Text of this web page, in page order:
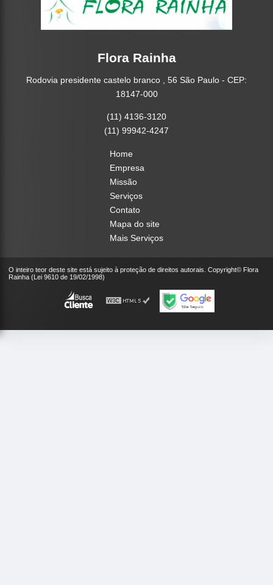
Flora Rainha
Rodovia presidente castelo branco , 56 São Paulo - CEP:
18147-000
(11) 4136-3120
(11) 99942-4247
Home
Empresa
Missão
Serviços
Contato
Mapa do site
Mais Serviços
O inteiro teor deste site está sujeito à proteção de direitos autorais. Copyright© Flora
Rainha (Lei 9610 de 19/02/1998)